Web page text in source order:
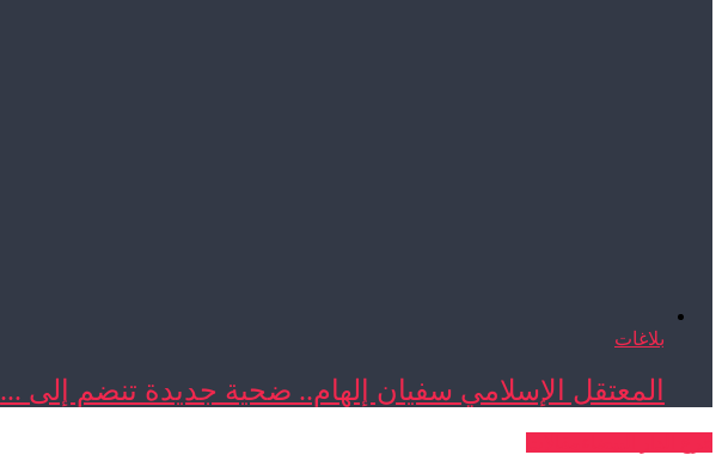
بلاغات
المعتقل الإسلامي سفيان إلهام.. ضحية جديدة تنضم إلى ...